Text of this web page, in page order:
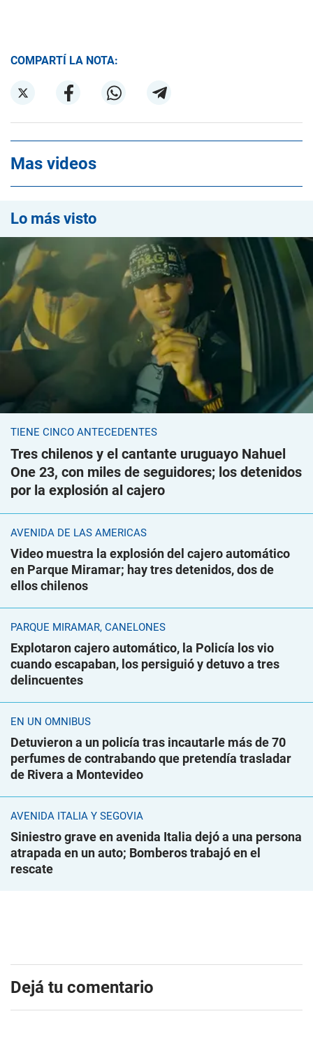
COMPARTÍ LA NOTA:
Mas videos
Lo más visto
TIENE CINCO ANTECEDENTES
Tres chilenos y el cantante uruguayo Nahuel
One 23, con miles de seguidores; los detenidos
por la explosión al cajero
AVENIDA DE LAS AMÉRICAS
Video muestra la explosión del cajero automático
en Parque Miramar; hay tres detenidos, dos de
ellos chilenos
PARQUE MIRAMAR, CANELONES
Explotaron cajero automático, la Policía los vio
cuando escapaban, los persiguió y detuvo a tres
delincuentes
EN UN ÓMNIBUS
Detuvieron a un policía tras incautarle más de 70
perfumes de contrabando que pretendía trasladar
de Rivera a Montevideo
AVENIDA ITALIA Y SEGOVIA
Siniestro grave en avenida Italia dejó a una persona
atrapada en un auto; Bomberos trabajó en el
rescate
Dejá tu comentario